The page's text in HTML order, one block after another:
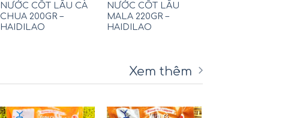
NƯỚC CỐT LẨU CÀ
CHUA 200GR –
HAIDILAO
NƯỚC CỐT LẨU
MALA 220GR –
HAIDILAO
Xem thêm